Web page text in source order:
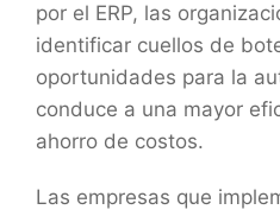
por el ERP, las
identificar cuellos de
oportunidades para la
conduce a una mayor
ahorro de costos.
Las empresas que